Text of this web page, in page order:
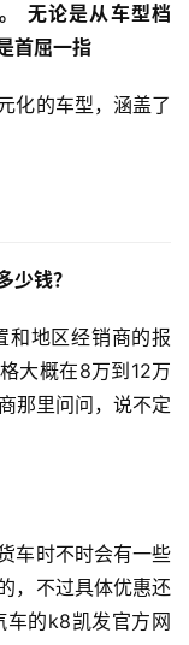
无论是从车型档
首屈一指
化的车型，涵盖了
少钱？
和地区经销商的报
大概在8万到12万
那里问问，说不定
车时不时会有一些
，不过具体优惠还
的k8凯发官方网